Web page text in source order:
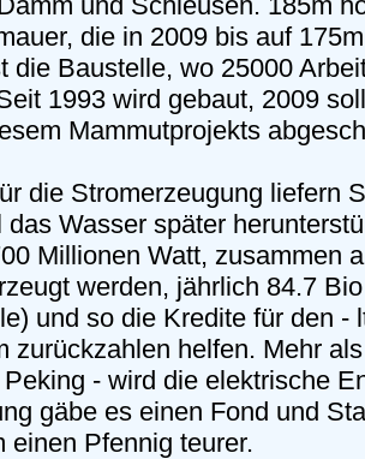
die in 2009 bis auf
die Baustelle, wo 25000
1993 wird gebaut, 2009
Mammutprojekts
die Stromerzeugung liefern
Wasser später
Millionen Watt, zusammen
werden, jährlich 84.7
und so die Kredite für den -
zurückzahlen helfen. Mehr
- wird die elektrische
gäbe es einen Fond und
einen Pfennig teurer.